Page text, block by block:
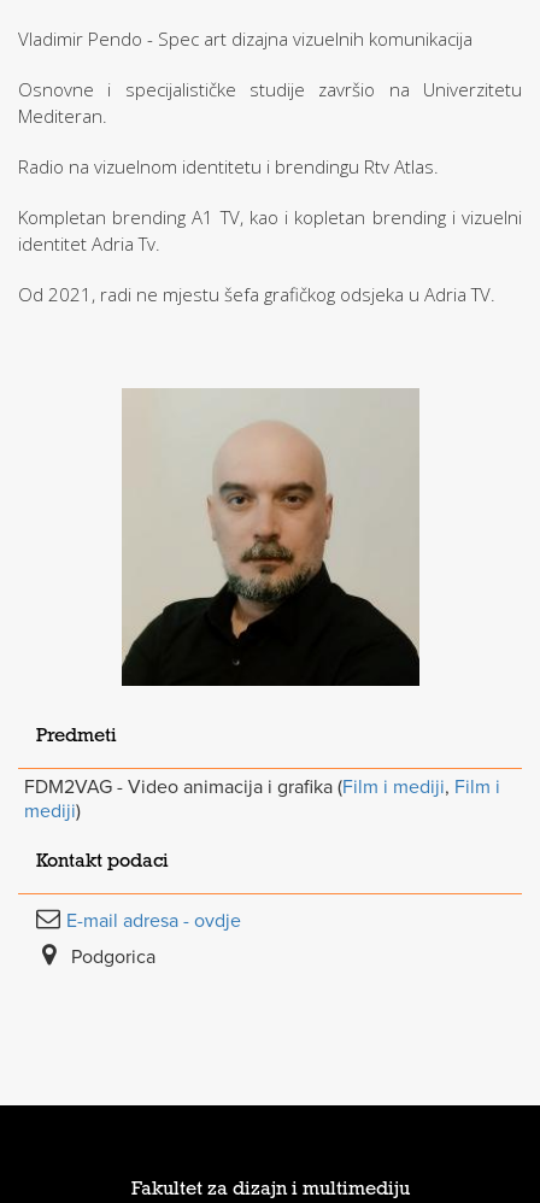
Vladimir Pendo - Spec art dizajna vizuelnih komunikacija
Osnovne i specijalističke studije završio na Univerzitetu
Mediteran.
Radio na vizuelnom identitetu i brendingu Rtv Atlas.
Kompletan brending A1 TV, kao i kopletan brending i vizuelni
identitet Adria Tv.
Od 2021, radi ne mjestu šefa grafičkog odsjeka u Adria TV.
Predmeti
FDM2VAG - Video animacija i grafika (Film i mediji, Film i
mediji)
Kontakt podaci
E-mail adresa - ovdje
Podgorica
Fakultet za dizajn i multimediju